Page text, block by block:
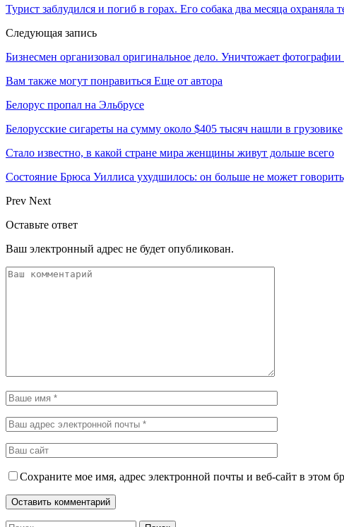
Турист заблудился и погиб в горах. Его собака два месяца охраняла
Следующая запись
Бизнесмен организовал оригинальное дело. Уничтожает
Вам также могут понравиться Еще от автора
Белорус пропал на Эльбрусе
Белорусские сигареты на сумму около $405 тысяч нашли в грузовике
Стало известно, в какой стране мира женщины живут дольше всего
Состояние Брюса Уиллиса ухудшилось: он больше не может
Prev Next
Оставьте ответ
Ваш электронный адрес не будет опубликован.
Сохраните мое имя, адрес электронной почты и веб-сайт в этом